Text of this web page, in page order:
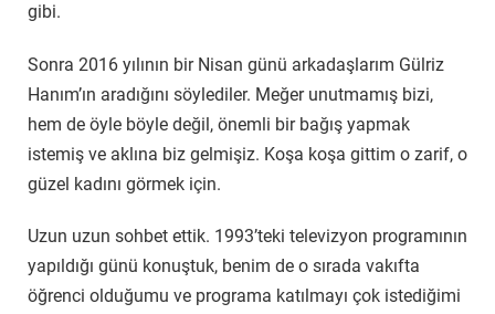
gibi.
Sonra 2016 yılının bir Nisan günü arkadaşlarım Gülriz
Hanım’ın aradığını söylediler. Meğer unutmamış bizi,
hem de öyle böyle değil, önemli bir bağış yapmak
istemiş ve aklına biz gelmişiz. Koşa koşa gittim o zarif, o
güzel kadını görmek için.
Uzun uzun sohbet ettik. 1993’teki televizyon programının
yapıldığı günü konuştuk, benim de o sırada vakıfta
öğrenci olduğumu ve programa katılmayı çok istediğimi